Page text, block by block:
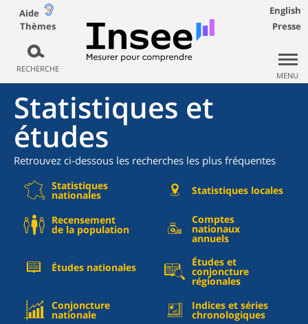
Aide
Thèmes
RECHERCHE
English
Presse
MENU
Statistiques et
études
Retrouvez ci-dessous les recherches les plus fréquentes
Statistiques
nationales Statistiques locales
Recensement
de la population
Comptes
nationaux
annuels
Études nationales Études et
conjoncture
régionales
Conjoncture
nationale
Indices et séries
chronologiques